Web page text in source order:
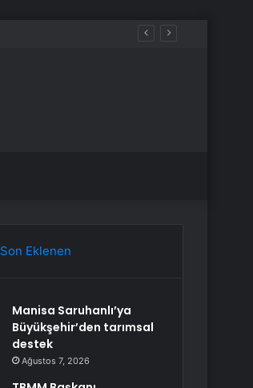
Son Eklenen
Manisa Saruhanlı’ya
Büyükşehir’den tarımsal
destek
Ağustos 7, 2026